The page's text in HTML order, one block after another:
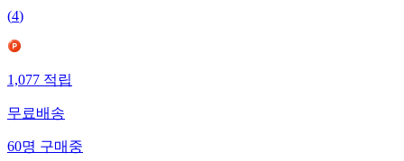
(4)
1,077적립
무료배송
60명구매중